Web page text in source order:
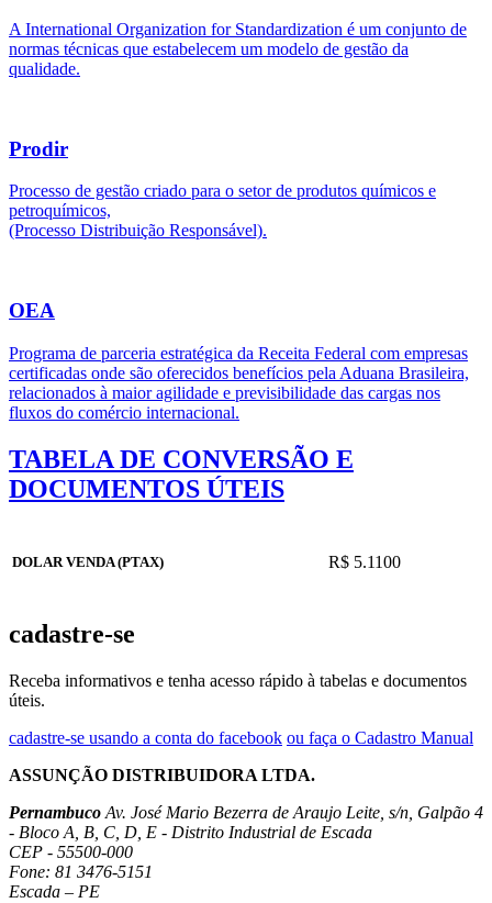
A International Organization for Standardization é um conjunto de
normas técnicas que estabelecem um modelo de gestão da
qualidade.
Prodir
Processo de gestão criado para o setor de produtos químicos e
petroquímicos,
(Processo Distribuição Responsável).
OEA
Programa de parceria estratégica da Receita Federal com empresas
certificadas onde são oferecidos benefícios pela Aduana Brasileira,
relacionados à maior agilidade e previsibilidade das cargas nos
fluxos do comércio internacional.
TABELA DE CONVERSÃO E
DOCUMENTOS ÚTEIS
DOLAR VENDA (PTAX) R$ 5.1100
cadastre-se
Receba informativos e tenha acesso rápido à tabelas e documentos
úteis.
cadastre-se usando a conta do facebook ou faça o Cadastro Manual
ASSUNÇÃO DISTRIBUIDORA LTDA.
Pernambuco Av. José Mario Bezerra de Araujo Leite, s/n, Galpão 4
- Bloco A, B, C, D, E - Distrito Industrial de Escada
CEP - 55500-000
Fone: 81 3476-5151
Escada – PE